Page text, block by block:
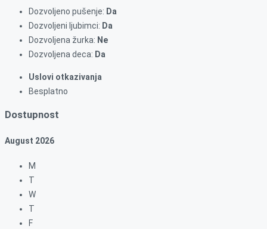
Dozvoljeno pušenje: Da
Dozvoljeni ljubimci: Da
Dozvoljena žurka: Ne
Dozvoljena deca: Da
Uslovi otkazivanja
Besplatno
Dostupnost
August 2026
M
T
W
T
F